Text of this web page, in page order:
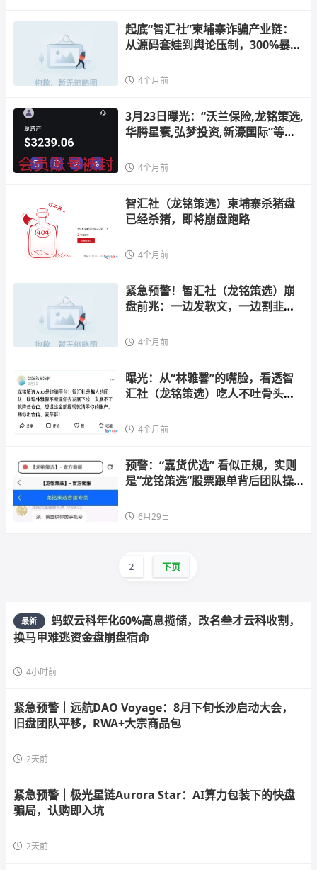
起底“智汇社”柬埔寨诈骗产业链：
从源码套娃到舆论压制，300%暴利
4个月前
3月23日曝光：“沃兰保险,龙铭策选,
华腾星寰,弘梦投资,新濠国际”等十
路，高度预警
4个月前
智汇社（龙铭策选）柬埔寨杀猪盘
已经杀猪，即将崩盘跑路
4个月前
紧急预警！智汇社（龙铭策选）崩
盘前兆：一边发软文，一边割韭
4个月前
曝光：从“林雅馨”的嘴脸，看透智
汇社（龙铭策选）吃人不吐骨头的
4个月前
预警：“嘉货优选” 看似正规，实则
是“龙铭策选”股票跟单背后团队操
6月29日
2 下页
最新
蚂蚁云科年化60%高息揽储，改名叁才云科收割，
换马甲难逃资金盘崩盘宿命
4小时前
紧急预警｜远航DAO Voyage：8月下旬长沙启动大会，
旧盘团队平移，RWA+大宗商品包
2天前
紧急预警｜极光星链Aurora Star：AI算力包装下的快盘
骗局，认购即入坑
2天前